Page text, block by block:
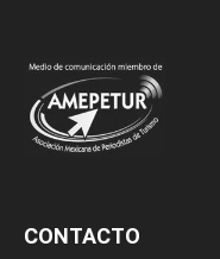
CONTACTO